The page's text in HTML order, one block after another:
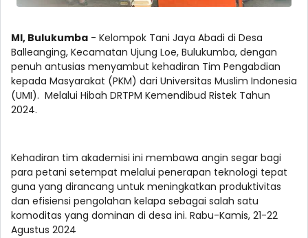
MI, Bulukumba - Kelompok Tani Jaya Abadi di Desa
Balleanging, Kecamatan Ujung Loe, Bulukumba, dengan
penuh antusias menyambut kehadiran Tim Pengabdian
kepada Masyarakat (PKM) dari Universitas Muslim Indonesia
(UMI). Melalui Hibah DRTPM Kemendibud Ristek Tahun
2024.
Kehadiran tim akademisi ini membawa angin segar bagi
para petani setempat melalui penerapan teknologi tepat
guna yang dirancang untuk meningkatkan produktivitas
dan efisiensi pengolahan kelapa sebagai salah satu
komoditas yang dominan di desa ini. Rabu-Kamis, 21-22
Agustus 2024